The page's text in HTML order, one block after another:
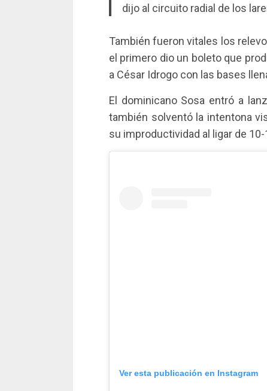
dijo al circuito radial de los
También fueron vitales los
el primero dio un boleto que
a César Idrogo con las bases
El dominicano Sosa entró a
también solventó la intentona
su improductividad al ligar de
Ver esta publicación en Instagram